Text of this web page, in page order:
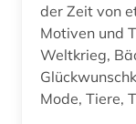
denkmal (5)
der Zeit von
Motiven und
Weltkrieg,
Mode, Tiere,